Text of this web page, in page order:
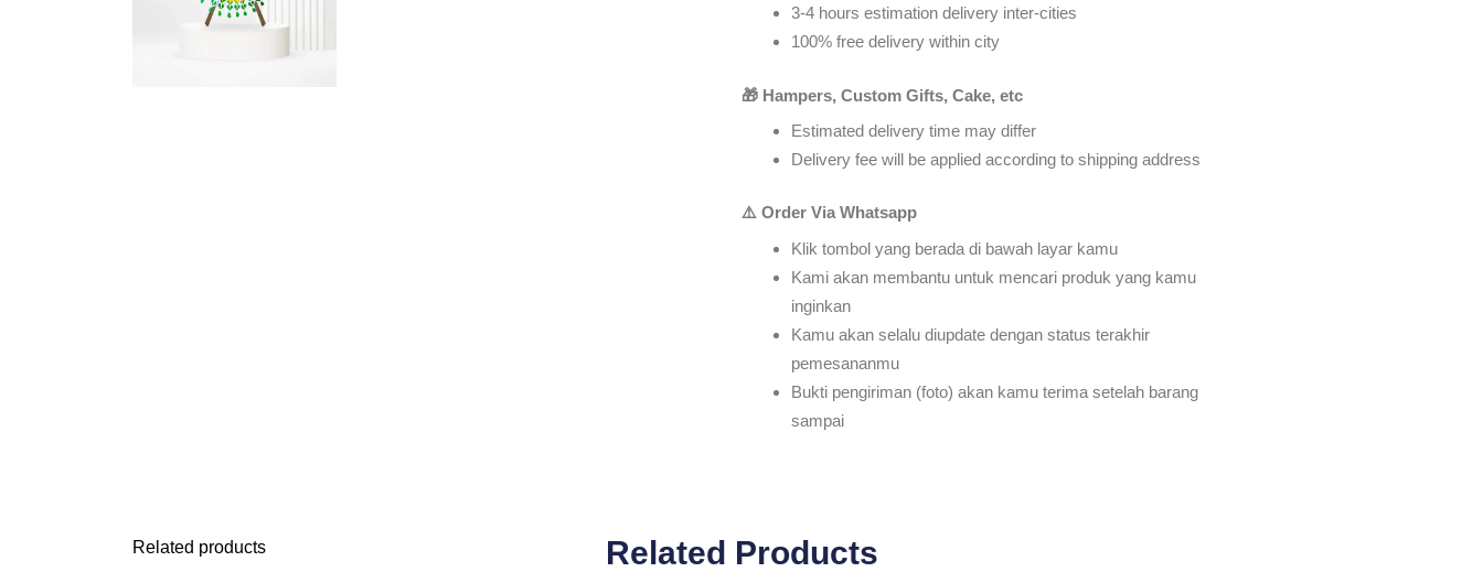
3-4 hours estimation delivery inter-cities
100% free delivery within city
🎁 Hampers, Custom Gifts, Cake, etc
Estimated delivery time may differ
Delivery fee will be applied according to shipping address
⚠️ Order Via Whatsapp
Klik tombol yang berada di bawah layar kamu
Kami akan membantu untuk mencari produk yang kamu
inginkan
Kamu akan selalu diupdate dengan status terakhir
pemesananmu
Bukti pengiriman (foto) akan kamu terima setelah barang
sampai
Related Products
Related products